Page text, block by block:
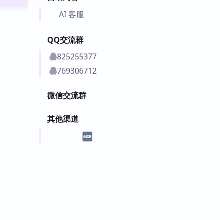
AI 客服
QQ交流群
825255377
769306712
微信交流群
其他渠道